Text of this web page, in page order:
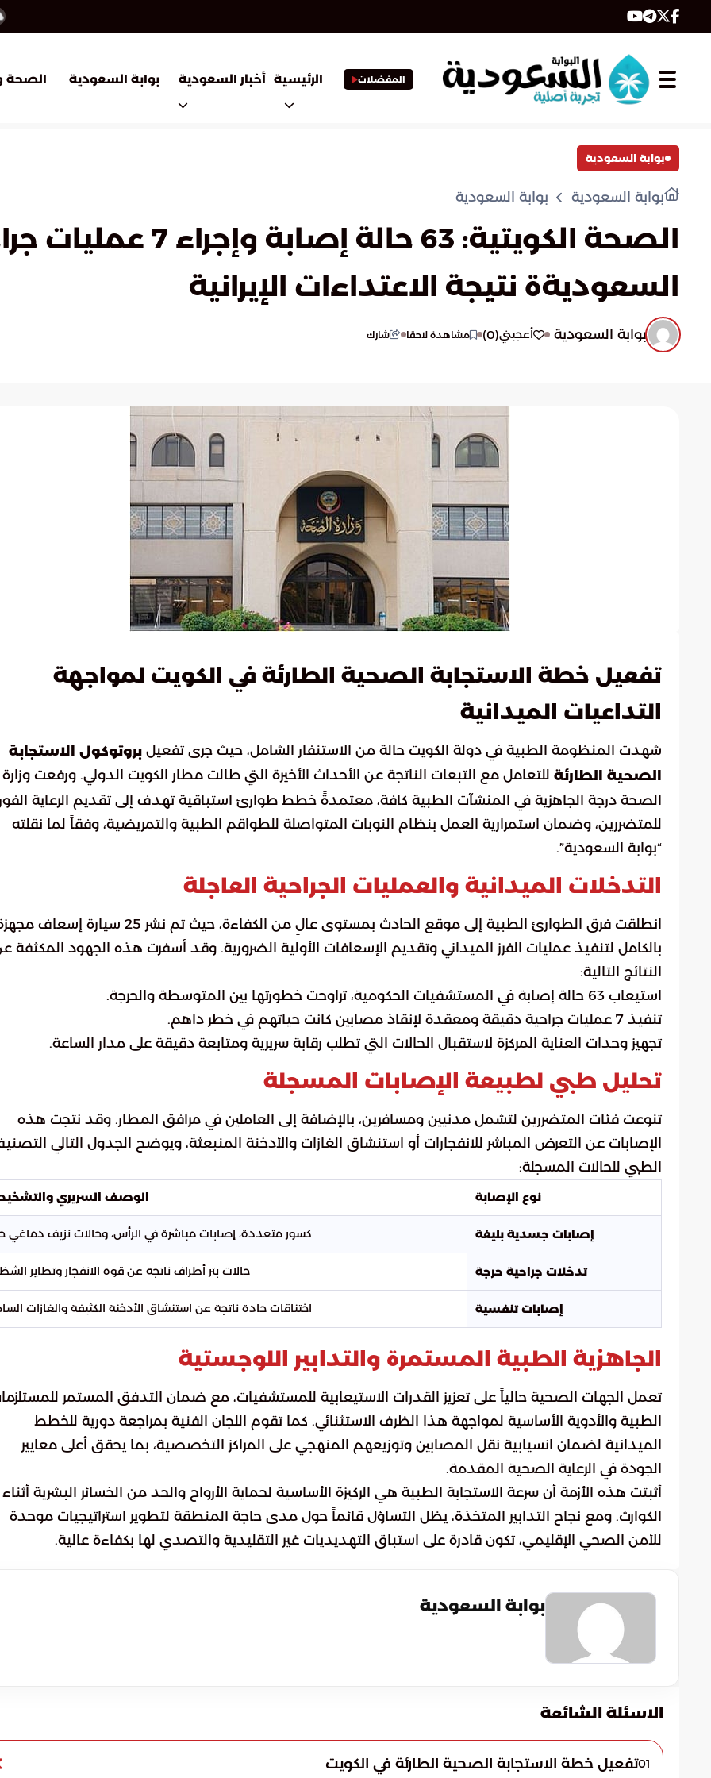
المفضلات الرئيسية أخبار السعودية بوابة السعودية الصحة
بوابة السعودية
بوابة السعودية بوابة السعودية
الصحة الكويتية: 63 حالة
السعوديةة نتيجة الاعتداءات الإيرانية
بوابة السعودية أعجبني(
0
) مشاهدة لاحقا شارك
تفعيل خطة الاستجابة الصحية الطارئة في الكويت لمواجهة
التداعيات الميدانية
شهدت المنظومة الطبية في دولة الكويت حالة من الاستنفار الشامل، حيث جرى تفعيل بروتوكول الاستجابة
الصحية الطارئة للتعامل مع التبعات الناتجة عن الأحداث الأخيرة التي طالت مطار الكويت الدولي. ورفعت وزارة
الصحة درجة الجاهزية في المنشآت الطبية كافة، معتمدةً خطط طوارئ استباقية تهدف إلى تقديم الرعاية
للمتضررين، وضمان استمرارية العمل بنظام النوبات المتواصلة للطواقم الطبية والتمريضية، وفقاً لما نقلته
“بوابة السعودية”.
التدخلات الميدانية والعمليات الجراحية العاجلة
انطلقت فرق الطوارئ الطبية إلى موقع الحادث بمستوى عالٍ من الكفاءة، حيث تم نشر 25 سيارة إسعاف
بالكامل لتنفيذ عمليات الفرز الميداني وتقديم الإسعافات الأولية الضرورية. وقد أسفرت هذه الجهود المكثفة
النتائج التالية:
استيعاب 63 حالة إصابة في المستشفيات الحكومية، تراوحت خطورتها بين المتوسطة والحرجة.
تنفيذ 7 عمليات جراحية دقيقة ومعقدة لإنقاذ مصابين كانت حياتهم في خطر داهم.
تجهيز وحدات العناية المركزة لاستقبال الحالات التي تطلب رقابة سريرية ومتابعة دقيقة على مدار الساعة.
تحليل طبي لطبيعة الإصابات المسجلة
تنوعت فئات المتضررين لتشمل مدنيين ومسافرين، بالإضافة إلى العاملين في مرافق المطار. وقد نتجت هذه
الإصابات عن التعرض المباشر للانفجارات أو استنشاق الغازات والأدخنة المنبعثة، ويوضح الجدول التالي
الطبي للحالات المسجلة:
نوع الإصابة الوصف السريري
إصابات جسدية بليغة كسور متعددة، إصابات مباشرة في الرأس، وحالات نزيف دماغي
تدخلات جراحية حرجة حالات بتر أطراف ناتجة عن قوة الانفجار وتطاير
إصابات تنفسية اختناقات حادة ناتجة عن استنشاق الأدخنة الكثيفة والغازات
الجاهزية الطبية المستمرة والتدابير اللوجستية
تعمل الجهات الصحية حالياً على تعزيز القدرات الاستيعابية للمستشفيات، مع ضمان التدفق المستمر
الطبية والأدوية الأساسية لمواجهة هذا الظرف الاستثنائي. كما تقوم اللجان الفنية بمراجعة دورية للخطط
الميدانية لضمان انسيابية نقل المصابين وتوزيعهم المنهجي على المراكز التخصصية، بما يحقق أعلى معايير
الجودة في الرعاية الصحية المقدمة.
أثبتت هذه الأزمة أن سرعة الاستجابة الطبية هي الركيزة الأساسية لحماية الأرواح والحد من الخسائر البشرية أثناء
الكوارث. ومع نجاح التدابير المتخذة، يظل التساؤل قائماً حول مدى حاجة المنطقة لتطوير استراتيجيات موحدة
للأمن الصحي الإقليمي، تكون قادرة على استباق التهديديات غير التقليدية والتصدي لها بكفاءة عالية.
بوابة السعودية
الاسئلة الشائعة
01تفعيل خطة الاستجابة الصحية الطارئة في الكويت